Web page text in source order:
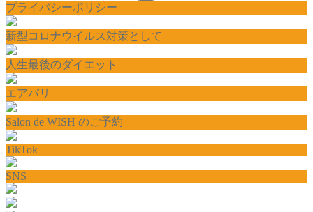
プライバシーポリシー
新型コロナウイルス対策として
人生最後のダイエット
エアバリ
Salon de WISH のご予約
TikTok
SNS